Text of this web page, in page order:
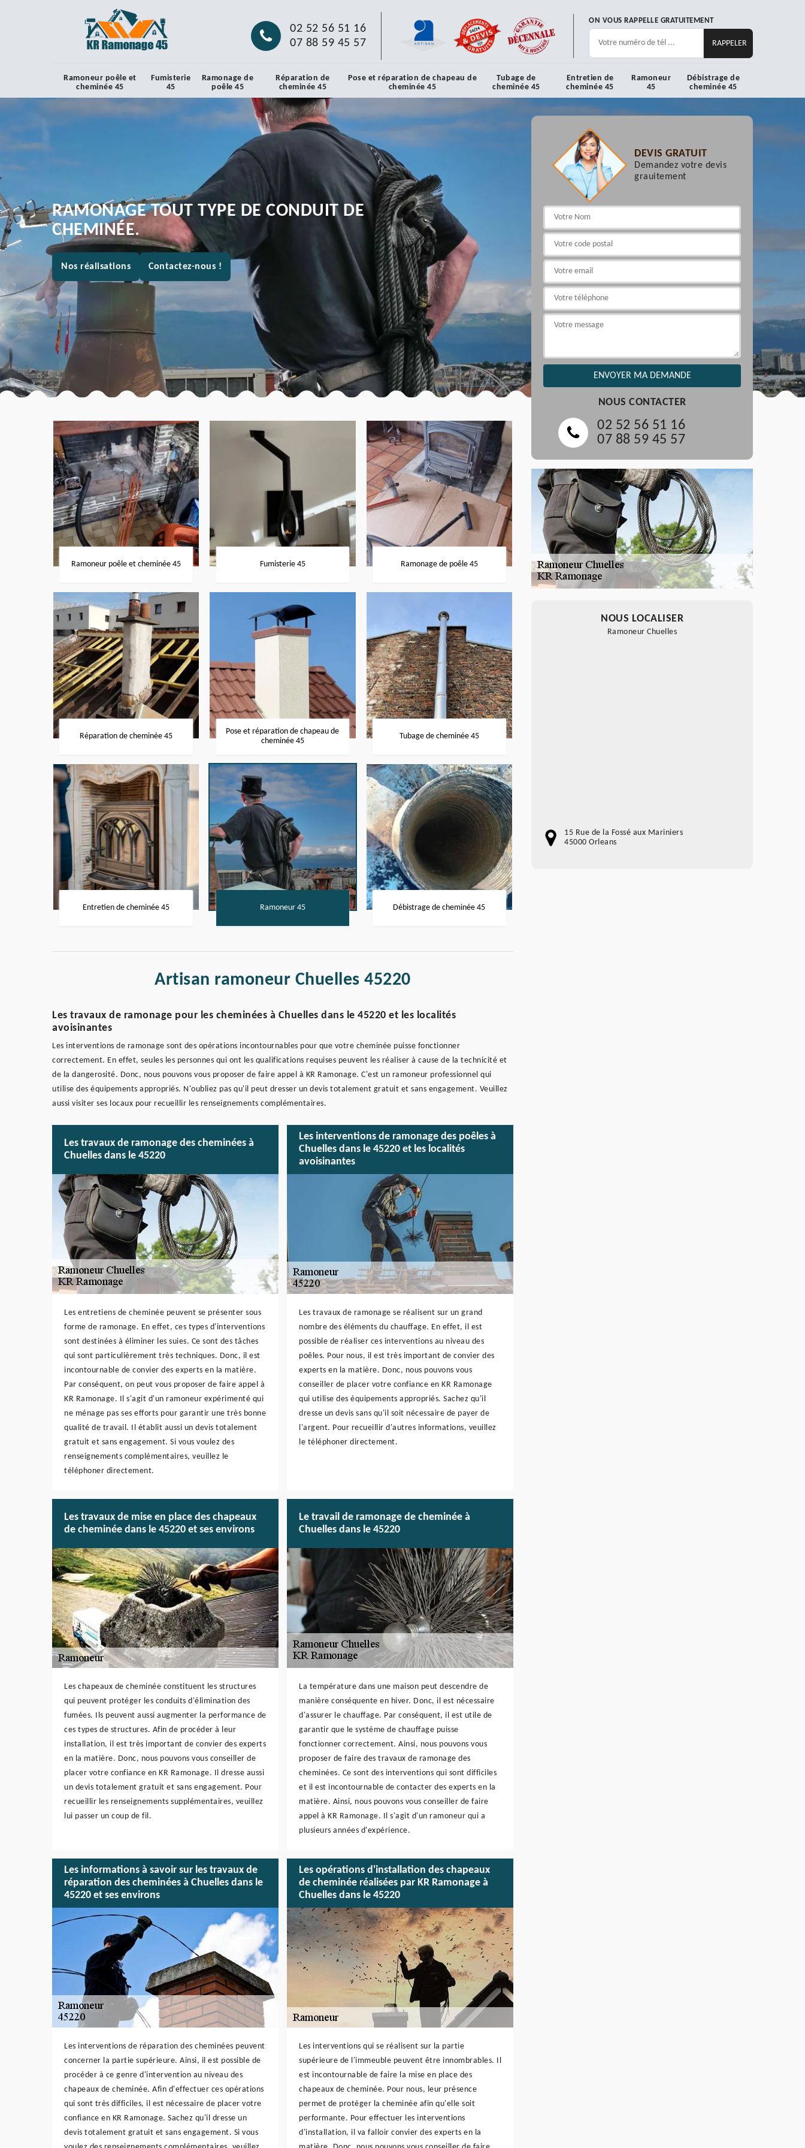
02 52 56 51 16
07 88 59 45 57
ON VOUS RAPPELLE GRATUITEMENT
Ramoneur poêle et
cheminée 45
Fumisterie
45
Ramonage de
poêle 45
Réparation de
cheminée 45
Pose et réparation de chapeau de
cheminée 45
Tubage de
cheminée 45
Entretien de
cheminée 45
Ramoneur
45
Débistrage de
cheminée 45
RAMONAGE TOUT TYPE DE CONDUIT DE
CHEMINÉE.
Nos réalisations Contactez-nous !
Ramoneur poêle et cheminée 45 Fumisterie 45 Ramonage de poêle 45
Réparation de cheminée 45
Pose et réparation de chapeau de
cheminée 45
Tubage de cheminée 45
Entretien de cheminée 45 Ramoneur 45 Débistrage de cheminée 45
Artisan ramoneur Chuelles 45220
Les travaux de ramonage pour les cheminées à Chuelles dans le 45220 et les localités
avoisinantes
Les interventions de ramonage sont des opérations incontournables pour que votre cheminée puisse fonctionner
correctement. En effet, seules les personnes qui ont les qualifications requises peuvent les réaliser à cause de la technicité et
de la dangerosité. Donc, nous pouvons vous proposer de faire appel à KR Ramonage. C'est un ramoneur professionnel qui
utilise des équipements appropriés. N'oubliez pas qu'il peut dresser un devis totalement gratuit et sans engagement. Veuillez
aussi visiter ses locaux pour recueillir les renseignements complémentaires.
Les travaux de ramonage des cheminées à
Chuelles dans le 45220
Les entretiens de cheminée peuvent se présenter sous
forme de ramonage. En effet, ces types d'interventions
sont destinées à éliminer les suies. Ce sont des tâches
qui sont particulièrement très techniques. Donc, il est
incontournable de convier des experts en la matière.
Par conséquent, on peut vous proposer de faire appel à
KR Ramonage. Il s'agit d'un ramoneur expérimenté qui
ne ménage pas ses efforts pour garantir une très bonne
qualité de travail. Il établit aussi un devis totalement
gratuit et sans engagement. Si vous voulez des
renseignements complémentaires, veuillez le
téléphoner directement.
Les interventions de ramonage des poêles à
Chuelles dans le 45220 et les localités
avoisinantes
Les travaux de ramonage se réalisent sur un grand
nombre des éléments du chauffage. En effet, il est
possible de réaliser ces interventions au niveau des
poêles. Pour nous, il est très important de convier des
experts en la matière. Donc, nous pouvons vous
conseiller de placer votre confiance en KR Ramonage
qui utilise des équipements appropriés. Sachez qu'il
dresse un devis sans qu'il soit nécessaire de payer de
l'argent. Pour recueillir d'autres informations, veuillez
le téléphoner directement.
Les travaux de mise en place des chapeaux
de cheminée dans le 45220 et ses environs
Les chapeaux de cheminée constituent les structures
qui peuvent protéger les conduits d'élimination des
fumées. Ils peuvent aussi augmenter la performance de
ces types de structures. Afin de procéder à leur
installation, il est très important de convier des experts
en la matière. Donc, nous pouvons vous conseiller de
placer votre confiance en KR Ramonage. Il dresse aussi
un devis totalement gratuit et sans engagement. Pour
recueillir les renseignements supplémentaires, veuillez
lui passer un coup de fil.
Le travail de ramonage de cheminée à
Chuelles dans le 45220
La température dans une maison peut descendre de
manière conséquente en hiver. Donc, il est nécessaire
d'assurer le chauffage. Par conséquent, il est utile de
garantir que le système de chauffage puisse
fonctionner correctement. Ainsi, nous pouvons vous
proposer de faire des travaux de ramonage des
cheminées. Ce sont des interventions qui sont difficiles
et il est incontournable de contacter des experts en la
matière. Ainsi, nous pouvons vous conseiller de faire
appel à KR Ramonage. Il s'agit d'un ramoneur qui a
plusieurs années d'expérience.
Les informations à savoir sur les travaux de
réparation des cheminées à Chuelles dans le
45220 et ses environs
Les interventions de réparation des cheminées peuvent
concerner la partie supérieure. Ainsi, il est possible de
procéder à ce genre d'intervention au niveau des
chapeaux de cheminée. Afin d'effectuer ces opérations
qui sont très difficiles, il est nécessaire de placer votre
confiance en KR Ramonage. Sachez qu'il dresse un
devis totalement gratuit et sans engagement. Si vous
Les opérations d'installation des chapeaux
de cheminée réalisées par KR Ramonage à
Chuelles dans le 45220
Les interventions qui se réalisent sur la partie
supérieure de l'immeuble peuvent être innombrables. Il
est incontournable de faire la mise en place des
chapeaux de cheminée. Pour nous, leur présence
permet de protéger la cheminée afin qu'elle soit
performante. Pour effectuer les interventions
d'installation, il va falloir convier des experts en la
DEVIS GRATUIT
Demandez votre devis
grauitement
NOUS CONTACTER
02 52 56 51 16
07 88 59 45 57
NOUS LOCALISER
Ramoneur Chuelles
15 Rue de la Fossé aux Mariniers
45000 Orleans